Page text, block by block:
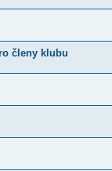
členy klubu